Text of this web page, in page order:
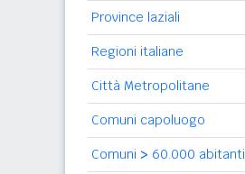
Province laziali
Regioni italiane
Città Metropolitane
Comuni capoluogo
Comuni > 60.000 abitanti